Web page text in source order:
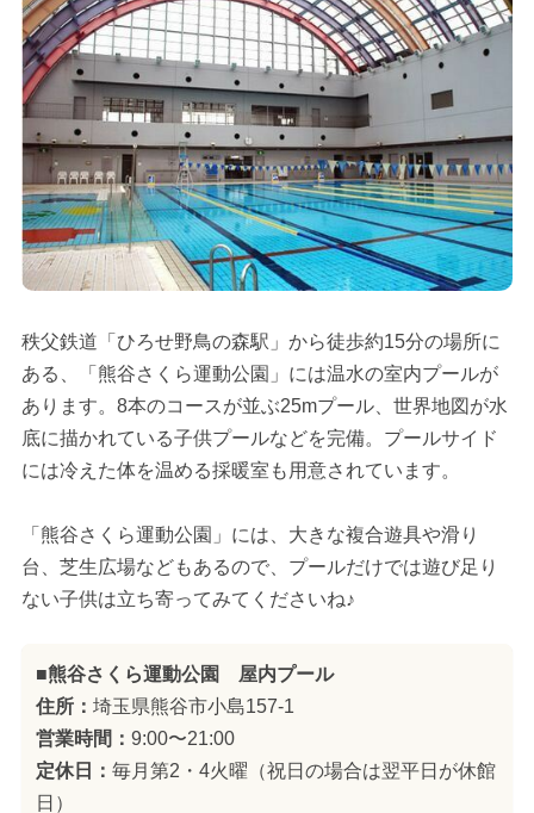
秩父鉄道「ひろせ野鳥の森駅」から徒歩約15分の場所に
ある、「熊谷さくら運動公園」には温水の室内プールが
あります。8本のコースが並ぶ25mプール、世界地図が水
底に描かれている子供プールなどを完備。プールサイド
には冷えた体を温める採暖室も用意されています。
「熊谷さくら運動公園」には、大きな複合遊具や滑り
台、芝生広場などもあるので、プールだけでは遊び足り
ない子供は立ち寄ってみてくださいね♪
■熊谷さくら運動公園 屋内プール
住所： 埼玉県熊谷市小島157-1
営業時間： 9:00〜21:00
定休日： 毎月第2・4火曜（祝日の場合は翌平日が休館
日）